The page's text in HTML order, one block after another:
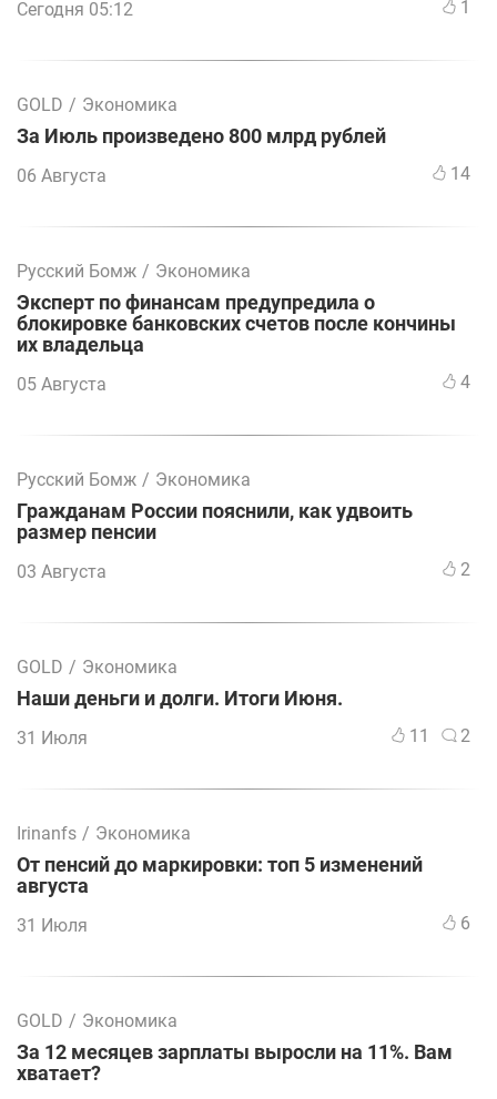
Сегодня 05:12 1
GOLD / Экономика
За Июль произведено 800 млрд рублей
06 Августа 14
Русский Бомж / Экономика
Эксперт по финансам предупредила о
блокировке банковских счетов после кончины
их владельца
05 Августа 4
Русский Бомж / Экономика
Гражданам России пояснили, как удвоить
размер пенсии
03 Августа 2
GOLD / Экономика
Наши деньги и долги. Итоги Июня.
31 Июля 11 2
Irinanfs / Экономика
От пенсий до маркировки: топ 5 изменений
августа
31 Июля 6
GOLD / Экономика
За 12 месяцев зарплаты выросли на 11%. Вам
хватает?